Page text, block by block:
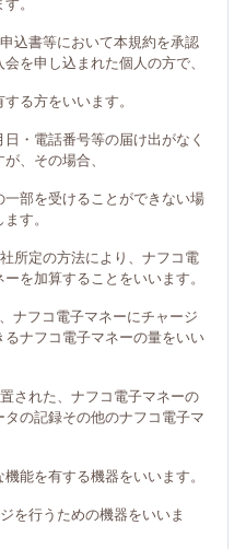
。
込書等において本規約を承認
を申し込まれた個人の方で、
る方をいいます。
・電話番号等の届け出がなく
、その場合、
部を受けることができない場
す。
所定の方法により、ナフコ電
を加算することをいいます。
ナフコ電子マネーにチャージ
ナフコ電子マネーの量をいい
された、ナフコ電子マネーの
の記録その他のナフコ電子マ
能を有する機器をいいます。
を行うための機器をいいま